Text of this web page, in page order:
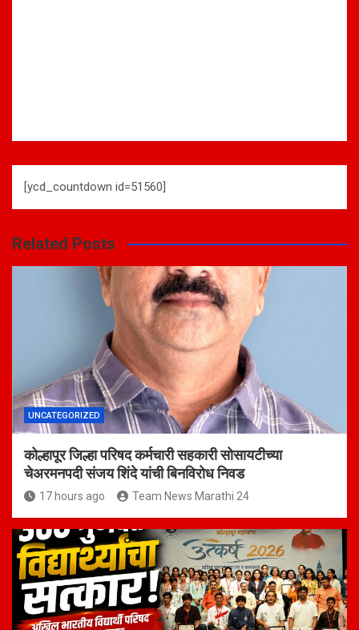
[ycd_countdown id=51560]
Related Posts
UNCATEGORIZED
कोल्हापूर जिल्हा परिषद कर्मचारी सहकारी सोसायटीच्या
चेअरमनपदी संजय शिंदे यांची बिनविरोध निवड
17 hours ago Team News Marathi 24